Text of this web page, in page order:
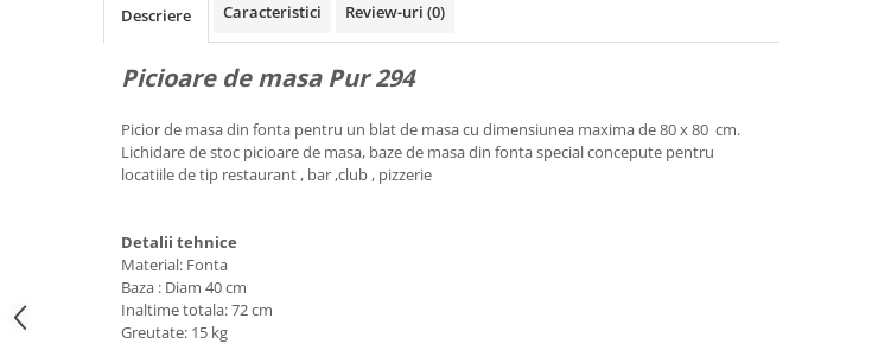
Descriere Caracteristici Review-uri (0)
Picioare de masa Pur 294
Picior de masa din fonta pentru un blat de masa cu dimensiunea maxima de 80 x 80 cm.
Lichidare de stoc picioare de masa, baze de masa din fonta special concepute pentru
locatiile de tip restaurant , bar ,club , pizzerie
Detalii tehnice
Material: Fonta
Baza : Diam 40 cm
Inaltime totala: 72 cm
Greutate: 15 kg